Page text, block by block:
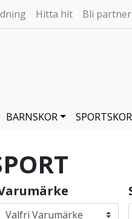
Hitta hit Bli partner
BARNSKOR